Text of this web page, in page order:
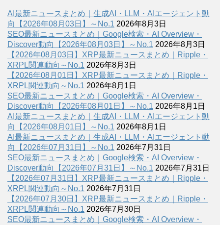
AI最新ニュースまとめ｜生成AI・LLM・AIエージェント動
向【2026年08月03日】～No.1 2026年8月3日
SEO最新ニュースまとめ｜Google検索・AI Overview・
Discover動向【2026年08月03日】～No.1 2026年8月3日
【2026年08月03日】XRP最新ニュースまとめ｜Ripple・
XRPL関連動向～No.1 2026年8月3日
【2026年08月01日】XRP最新ニュースまとめ｜Ripple・
XRPL関連動向～No.1 2026年8月1日
SEO最新ニュースまとめ｜Google検索・AI Overview・
Discover動向【2026年08月01日】～No.1 2026年8月1日
AI最新ニュースまとめ｜生成AI・LLM・AIエージェント動
向【2026年08月01日】～No.1 2026年8月1日
AI最新ニュースまとめ｜生成AI・LLM・AIエージェント動
向【2026年07月31日】～No.1 2026年7月31日
SEO最新ニュースまとめ｜Google検索・AI Overview・
Discover動向【2026年07月31日】～No.1 2026年7月31日
【2026年07月31日】XRP最新ニュースまとめ｜Ripple・
XRPL関連動向～No.1 2026年7月31日
【2026年07月30日】XRP最新ニュースまとめ｜Ripple・
XRPL関連動向～No.1 2026年7月30日
SEO最新ニュースまとめ｜Google検索・AI Overview・